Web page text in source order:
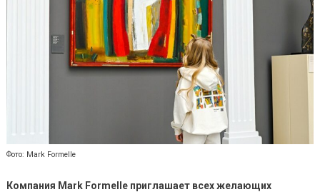
Фото: Mark Formelle
Компания Mark Formelle приглашает всех желающих